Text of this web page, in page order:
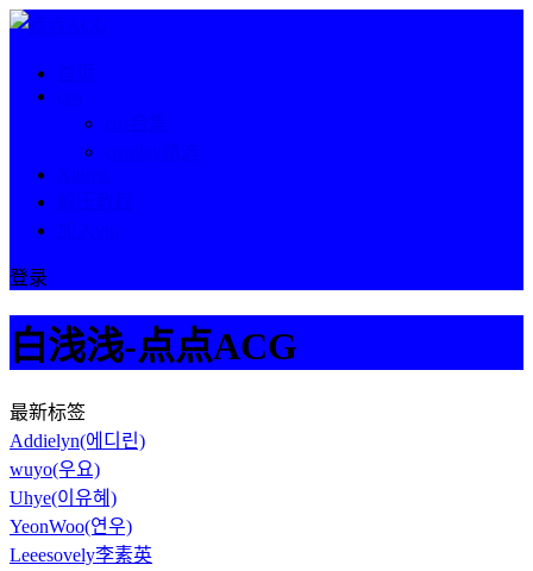
登录
白浅浅-点点ACG
最新标签
Addielyn(에디린)
wuyo(우요)
Uhye(이유혜)
YeonWoo(연우)
Leeesovely李素英